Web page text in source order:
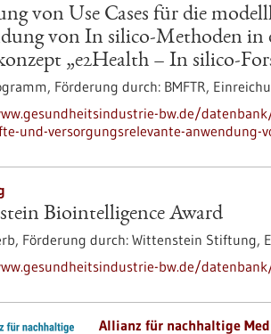
von Use Cases für die
von In silico-Methoden in
„e2Health – In silico-
Förderung durch: BMFTR,
bw.de/
und-versorgungsrelevante-
Biointelligence Award
Förderung durch: Wittenstein Stiftung,
bw.de/
Allianz für nachhaltige